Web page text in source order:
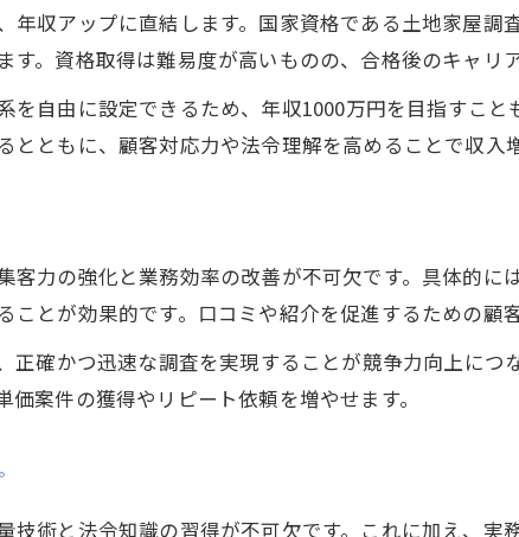
収アップに直結します。国家資格である土地家屋調
。資格取得は難易度が高いものの、合格後のキャリ
自由に設定できるため、年収1000万円を目指すこ
ともに、顧客対応力や法令理解を高めることで収入
力の強化と業務効率の改善が不可欠です。具体的に
とが効果的です。口コミや紹介を促進するための顧
確かつ迅速な調査を実現することが競争力向上につ
案件の獲得やリピート依頼を増やせます。
術と法令知識の習得が不可欠です。これに加え、実